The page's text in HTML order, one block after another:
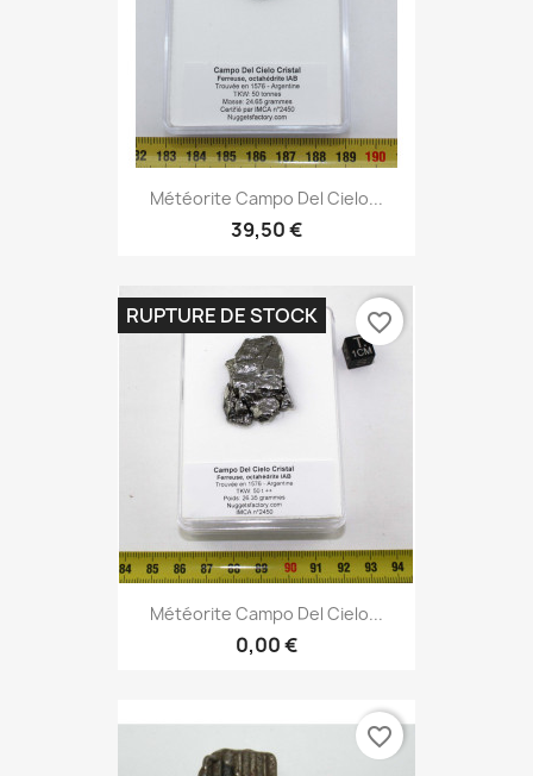
Météorite Campo Del Cielo...
39,50 €
Météorite Campo Del Cielo...
0,00 €
RUPTURE DE STOCK favorite_border
favorite_border